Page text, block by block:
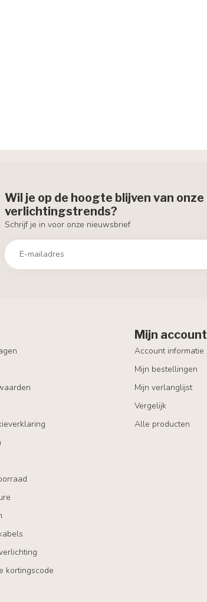
Wil je op de hoogte blijven van onze
verlichtingstrends?
Schrijf je in voor onze nieuwsbrief
kortingscode
Mijn account
Account informatie
Mijn bestellingen
Mijn verlanglijst
Vergelijk
Alle producten